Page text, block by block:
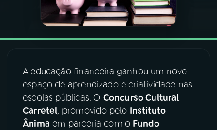
VIDEOCASTS
08 FESTIVAL DE MÚSICA
ACOMPANHE A RÁDIO NACIONAL
A educação financeira ganhou um novo
espaço de aprendizado e criatividade nas
escolas públicas. O Concurso Cultural
Carretel, promovido pelo Instituto
Ânima em parceria com o Fundo